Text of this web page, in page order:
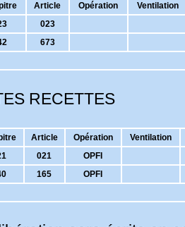
Article Opération
Ventilation
023
673
RECETTES
Article Opération
Ventilation
021
OPFI
165 OPFI